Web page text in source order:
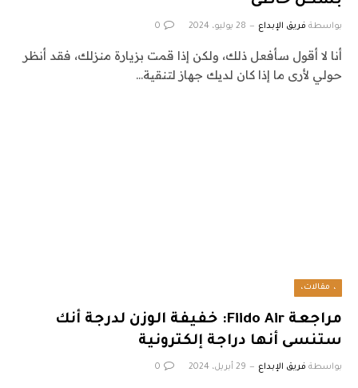
بواسطة فريق الإبداع 28 يوليو، 2024 0
أنا لا أقول سأفعل ذلك، ولكن إذا قمت بزيارة منزلك، فقد أنظر
حولي لأرى ما إذا كان لديك جهاز لتنقية…
، مقالات،
مراجعة Fiido Air: خفيفة الوزن لدرجة أنك
ستنسى أنها دراجة إلكترونية
بواسطة فريق الإبداع 29 أبريل، 2024 0